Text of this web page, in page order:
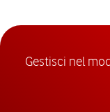
Gestisci nel